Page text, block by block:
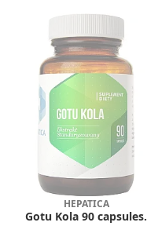
HEPATICA
Gotu Kola 90 capsules.